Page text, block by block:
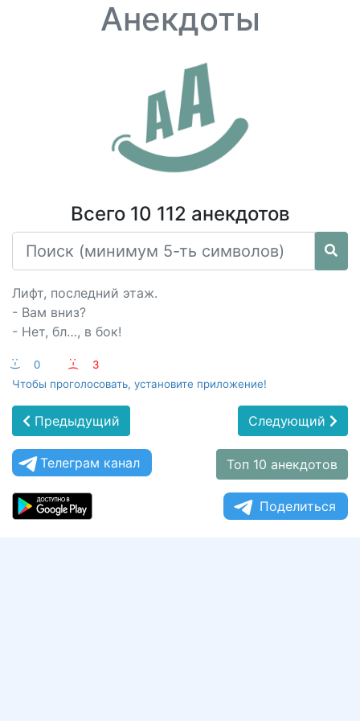
Анекдоты
Всего 10 112 анекдотов
Лифт, последний этаж.
- Вам вниз?
- Нет, бл…, в бок!
:-) 0 :-(
3
Чтобы проголосовать, установите приложение!
Предыдущий Следующий
Телеграм канал Топ 10 анекдотов
Поделиться